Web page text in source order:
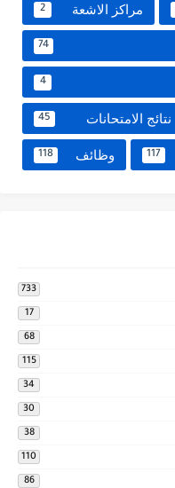
مراكز الاشعة 2
74
4
نتائج الامتحانات 45
117 وظائف 118
733
17
68
115
34
30
38
110
86